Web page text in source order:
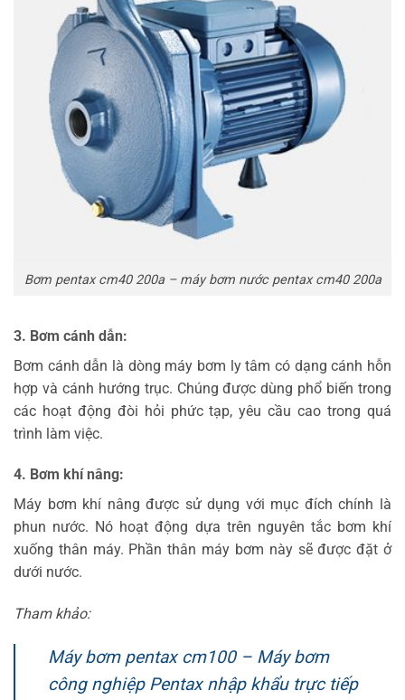
Bơm pentax cm40 200a – máy bơm nước pentax cm40 200a
3. Bơm cánh dẫn:
Bơm cánh dẫn là dòng máy bơm ly tâm có dạng cánh hỗn
hợp và cánh hướng trục. Chúng được dùng phổ biến trong
các hoạt động đòi hỏi phức tạp, yêu cầu cao trong quá
trình làm việc.
4. Bơm khí nâng:
Máy bơm khí nâng được sử dụng với mục đích chính là
phun nước. Nó hoạt động dựa trên nguyên tắc bơm khí
xuống thân máy. Phần thân máy bơm này sẽ được đặt ở
dưới nước.
Tham khảo:
Máy bơm pentax cm100 – Máy bơm
công nghiệp Pentax nhập khẩu trực tiếp